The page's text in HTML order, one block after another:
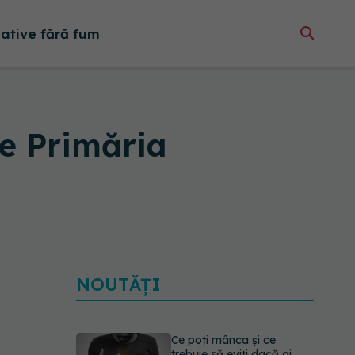
fără fum
Primăria
NOUTĂȚI
Ce poți mânca și ce